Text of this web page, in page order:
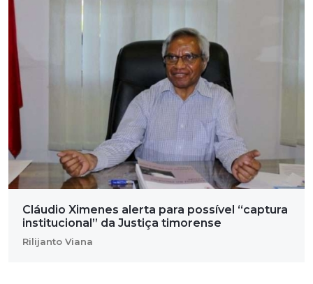
Cláudio Ximenes alerta para possível “captura
institucional” da Justiça timorense
Rilijanto Viana